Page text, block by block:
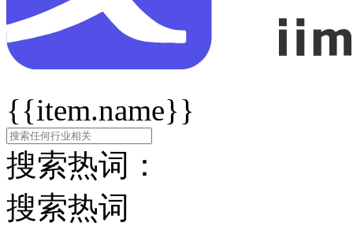
{{item.name}}
搜索热词：
搜索热词